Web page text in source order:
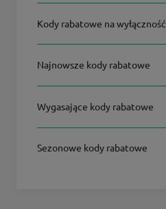
Kody rabatowe na wyłączność
Najnowsze kody rabatowe
Wygasające kody rabatowe
Sezonowe kody rabatowe